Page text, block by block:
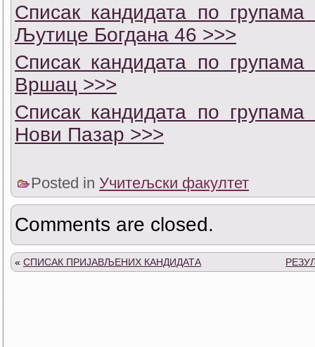
Списак кандидата по групама
Љутице Богдана 46 >>>
Списак кандидата по групама
Вршац >>>
Списак кандидата по групама
Нови Пазар >>>
Posted in Учитељски факултет
Comments are closed.
« СПИСАК ПРИЈАВЉЕНИХ КАНДИДАТA